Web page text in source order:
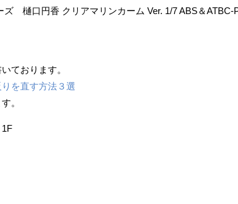
樋口円香 ​クリアマリンカーム ​Ver. ​1/7 ​ABS＆ATBC-
ております。
を直す方法３選
。